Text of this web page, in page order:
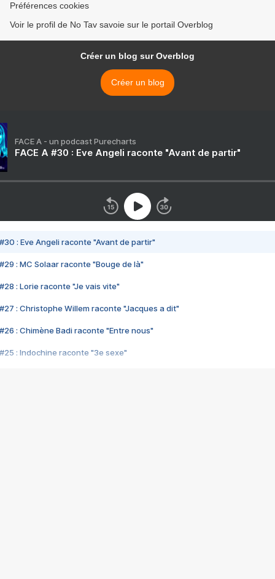
Préférences cookies
Voir le profil de No Tav savoie sur le portail Overblog
Créer un blog sur Overblog
Créer un blog
FACE A - un podcast Purecharts
FACE A #30 : Eve Angeli raconte "Avant de partir"
#30 : Eve Angeli raconte "Avant de partir"
#29 : MC Solaar raconte "Bouge de là"
#28 : Lorie raconte "Je vais vite"
#27 : Christophe Willem raconte "Jacques a dit"
#26 : Chimène Badi raconte "Entre nous"
#25 : Indochine raconte "3e sexe"